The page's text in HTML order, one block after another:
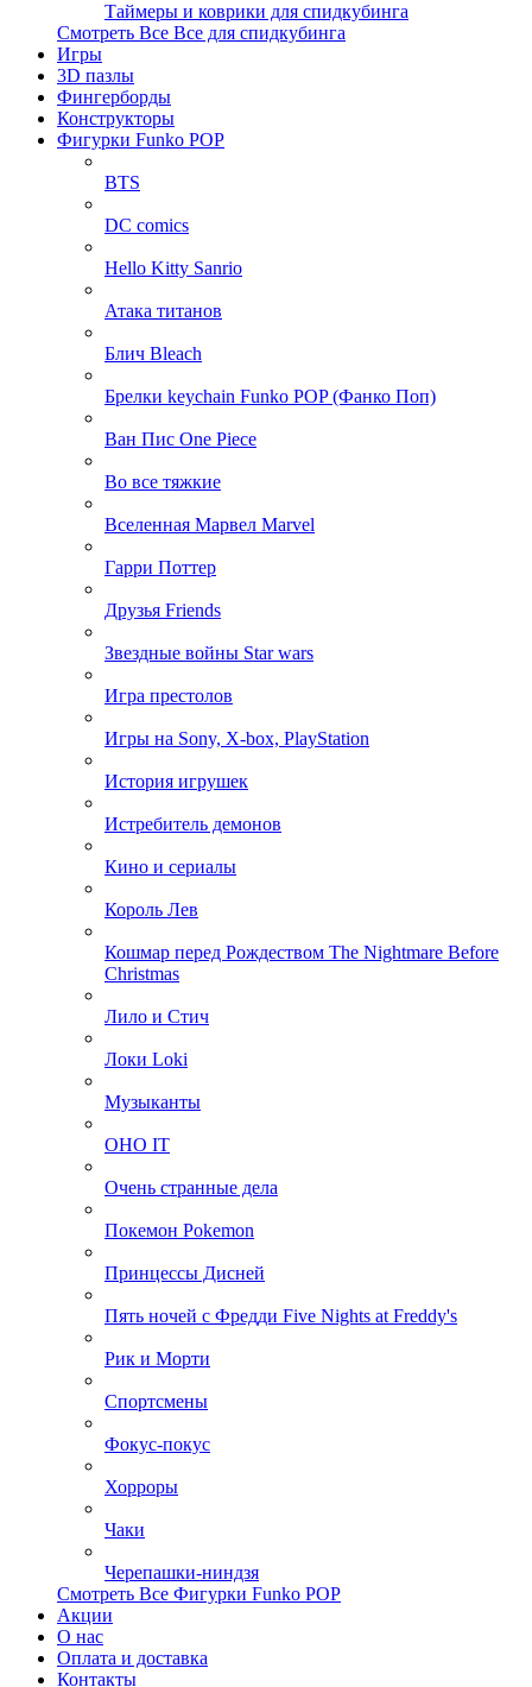
Таймеры и коврики для спидкубинга
Смотреть Все Все для спидкубинга
Игры
3D пазлы
Фингерборды
Конструкторы
Фигурки Funko POP
BTS
DC comics
Hello Kitty Sanrio
Атака титанов
Блич Bleach
Брелки keychain Funko POP (Фанко Поп)
Ван Пис One Piece
Во все тяжкие
Вселенная Марвел Marvel
Гарри Поттер
Друзья Friends
Звездные войны Star wars
Игра престолов
Игры на Sony, X-box, PlayStation
История игрушек
Истребитель демонов
Кино и сериалы
Король Лев
Кошмар перед Рождеством The Nightmare Before
Christmas
Лило и Стич
Локи Loki
Музыканты
ОНО IT
Очень странные дела
Покемон Pokemon
Принцессы Дисней
Пять ночей с Фредди Five Nights at Freddy's
Рик и Морти
Спортсмены
Фокус-покус
Хорроры
Чаки
Черепашки-ниндзя
Смотреть Все Фигурки Funko POP
Акции
О нас
Оплата и доставка
Контакты